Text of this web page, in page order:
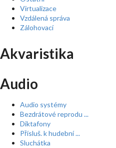
Virtualizace
Vzdálená správa
Zálohovací
Akvaristika
Audio
Audio systémy
Bezdrátové reprodu ...
Diktafony
Přísluš. k hudební ...
Sluchátka